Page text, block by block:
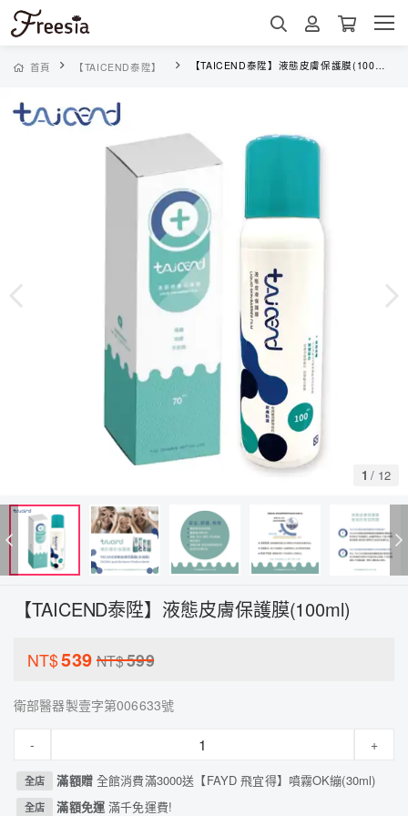
首頁 【TAICEND泰陞】 【TAICEND泰陞】液態皮膚保護膜(100ml)
1 / 12
【TAICEND泰陞】液態皮膚保護膜(100ml)
NT$539 NT$599
衛部醫器製壹字第006633號
- +
全店 滿額贈 全館消費滿3000送【FAYD 飛宜得】噴霧OK繃(30ml)
全店 滿額免運滿千免運費!